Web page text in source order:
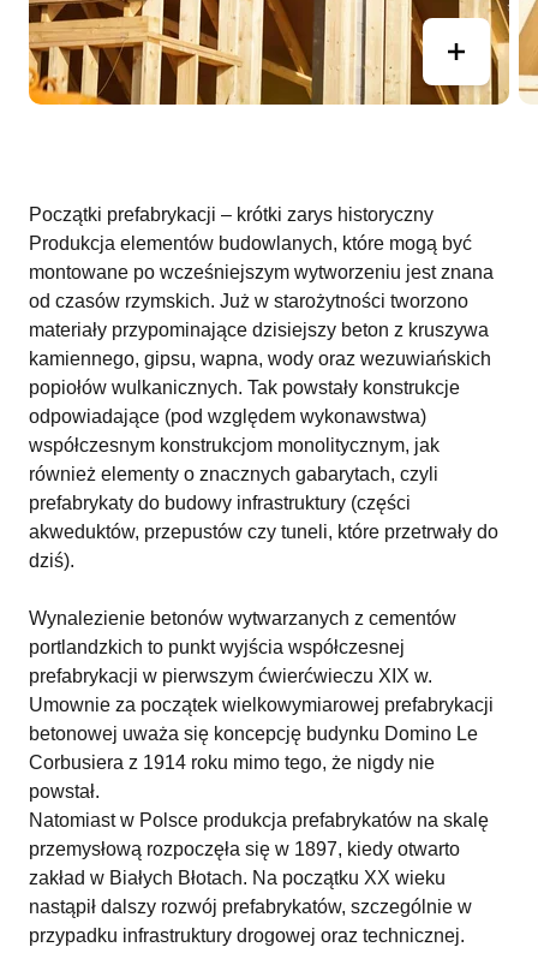
Początki prefabrykacji – krótki zarys historyczny
Produkcja elementów budowlanych, które mogą być
montowane po wcześniejszym wytworzeniu jest znana
od czasów rzymskich. Już w starożytności tworzono
materiały przypominające dzisiejszy beton z kruszywa
kamiennego, gipsu, wapna, wody oraz wezuwiańskich
popiołów wulkanicznych. Tak powstały konstrukcje
odpowiadające (pod względem wykonawstwa)
współczesnym konstrukcjom monolitycznym, jak
również elementy o znacznych gabarytach, czyli
prefabrykaty do budowy infrastruktury (części
akweduktów, przepustów czy tuneli, które przetrwały do
dziś).
Wynalezienie betonów wytwarzanych z cementów
portlandzkich to punkt wyjścia współczesnej
prefabrykacji w pierwszym ćwierćwieczu XIX w.
Umownie za początek wielkowymiarowej prefabrykacji
betonowej uważa się koncepcję budynku Domino Le
Corbusiera z 1914 roku mimo tego, że nigdy nie
powstał.
Natomiast w Polsce produkcja prefabrykatów na skalę
przemysłową rozpoczęła się w 1897, kiedy otwarto
zakład w Białych Błotach. Na początku XX wieku
nastąpił dalszy rozwój prefabrykatów, szczególnie w
przypadku infrastruktury drogowej oraz technicznej.